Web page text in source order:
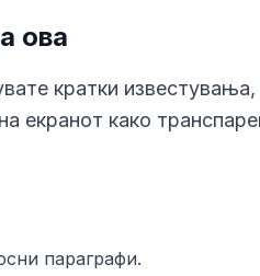
ова
кратки известувања,
екранот како
параграфи.